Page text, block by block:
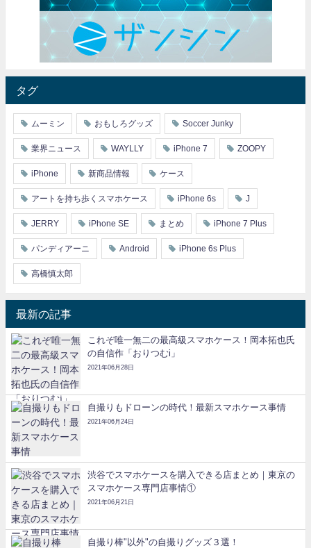
タグ
ムーミン おもしろグッズ Soccer Junky
業界ニュース WAYLLY iPhone 7 ZOOPY
iPhone 新商品情報 ケース
アートを持ち歩くスマホケース iPhone 6s J
JERRY iPhone SE まとめ iPhone 7 Plus
パンディアーニ Android iPhone 6s Plus
高橋慎太郎
最新の記事
これぞ唯一無二の最高級スマホケース！岡本拓也氏
の自信作「おりつむi」
2021年06月28日
自撮りもドローンの時代！最新スマホケース事情
2021年06月24日
渋谷でスマホケースを購入できる店まとめ｜東京の
スマホケース専門店事情①
2021年06月21日
自撮り棒"以外"の自撮りグッズ３選！